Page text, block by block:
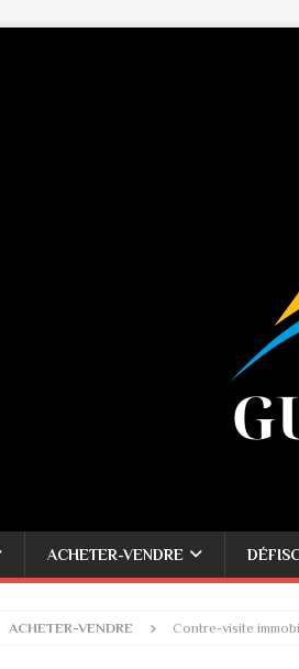
ACHETER-VENDRE
ACHETER-VENDRE Contre-visite